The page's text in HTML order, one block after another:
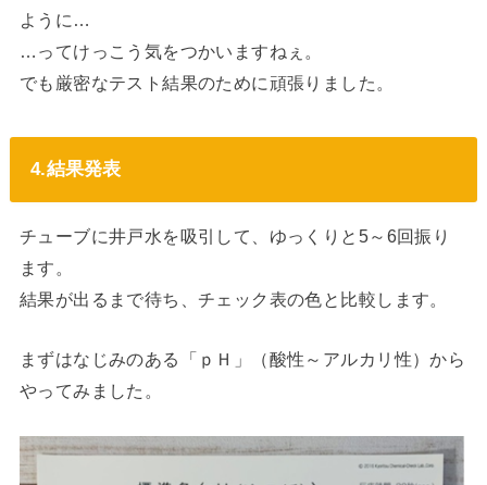
ように…
…ってけっこう気をつかいますねぇ。
でも厳密なテスト結果のために頑張りました。
4.結果発表
チューブに井戸水を吸引して、ゆっくりと5～6回振り
ます。
結果が出るまで待ち、チェック表の色と比較します。
まずはなじみのある「ｐＨ」（酸性～アルカリ性）から
やってみました。